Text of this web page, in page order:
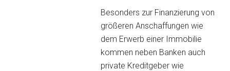
Besonders zur Finanzierung von
größeren Anschaffungen wie
dem Erwerb einer Immobilie
kommen neben Banken auch
private Kreditgeber wie